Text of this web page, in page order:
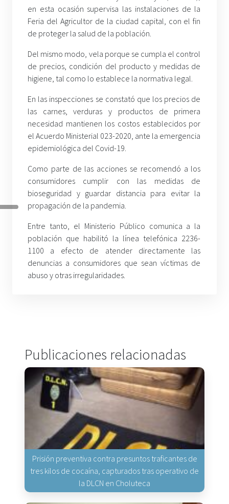
en esta ocasión supervisa las instalaciones de la
Feria del Agricultor de la ciudad capital, con el fin
de proteger la salud de la población.
Del mismo modo, vela porque se cumpla el control
de precios, condición del producto y medidas de
higiene, tal como lo establece la normativa legal.
En las inspecciones se constató que los precios de
las carnes, verduras y productos de primera
necesidad mantienen los costos establecidos por
el Acuerdo Ministerial 023-2020, ante la emergencia
epidemiológica del Covid-19.
Como parte de las acciones se recomendó a los
consumidores cumplir con las medidas de
bioseguridad y guardar distancia para evitar la
propagación de la pandemia.
Entre tanto, el Ministerio Público comunica a la
población que habilitó la línea telefónica 2236-
1100 a efecto de atender directamente las
denuncias a consumidores que sean víctimas de
abuso y otras irregularidades.
Publicaciones relacionadas
Prisión preventiva contra presuntos traficantes de
tres kilos de cocaína, capturados tras operativo de
la DLCN en Choluteca